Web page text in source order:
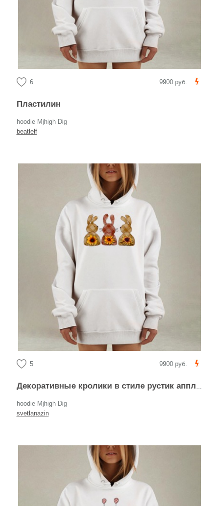
6 9900 руб.
Пластилин
hoodie Mjhigh Dig
beatlelf
5 9900 руб.
Декоративные кролики в стиле рустик аппликация
hoodie Mjhigh Dig
svetlanazin